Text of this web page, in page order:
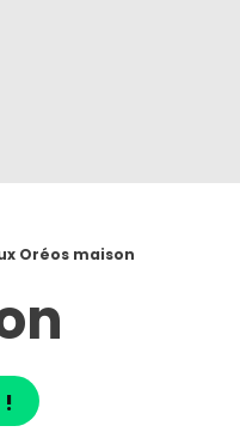
Oréos maison
!